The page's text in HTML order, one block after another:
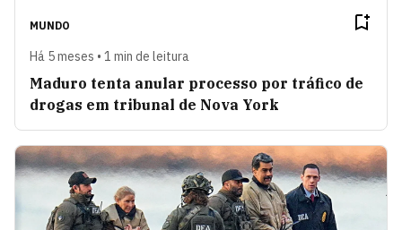
MUNDO
Há 5 meses • 1 min de leitura
Maduro tenta anular processo por tráfico de
drogas em tribunal de Nova York